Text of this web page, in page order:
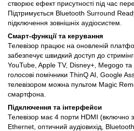
створює ефект присутності під час
Підтримується Bluetooth Surround
підключення зовнішніх аудіосистем.
Смарт-функції та керування
Телевізор працює на оновленій
забезпечує швидкий доступ до
YouTube, Apple TV, Disney+, Megogo та
голосові помічники ThinQ AI, Google
телевізором можна пультом Magic
смартфона.
Підключення та інтерфейси
Телевізор має 4 порти HDMI (включно
Ethernet, оптичний аудіовихід,